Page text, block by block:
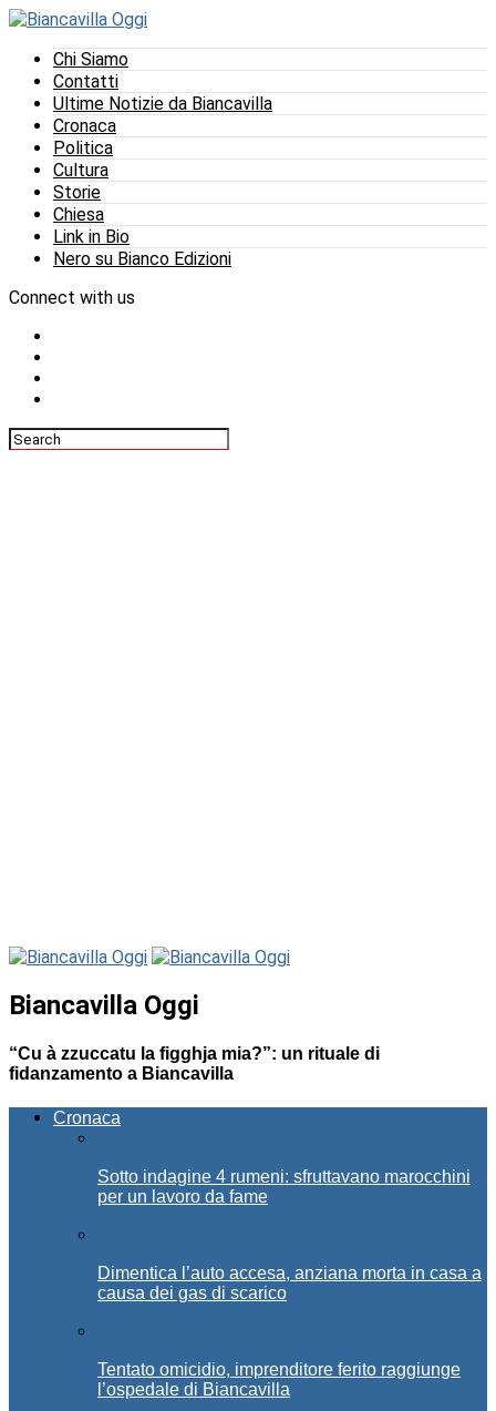
Chi Siamo
Contatti
Ultime Notizie da Biancavilla
Cronaca
Politica
Cultura
Storie
Chiesa
Link in Bio
Nero su Bianco Edizioni
Connect with us
Biancavilla Oggi
“Cu à zzuccatu la figghja mia?”: un rituale di
fidanzamento a Biancavilla
Cronaca
Sotto indagine 4 rumeni: sfruttavano marocchini
per un lavoro da fame
Dimentica l’auto accesa, anziana morta in casa a
causa dei gas di scarico
Tentato omicidio, imprenditore ferito raggiunge
l’ospedale di Biancavilla